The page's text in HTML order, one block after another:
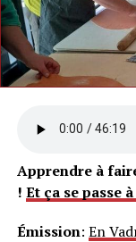
Apprendre à
! Et ça se passe
Émission: En